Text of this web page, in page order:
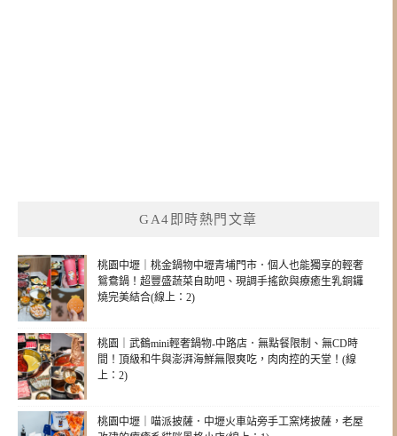
GA4即時熱門文章
桃園中壢｜桃金鍋物中壢青埔門市．個人也能獨享的輕奢
鴛鴦鍋！超豐盛蔬菜自助吧、現調手搖飲與療癒生乳銅鑼
燒完美結合(線上：2)
桃園｜武鶴mini輕奢鍋物-中路店．無點餐限制、無CD時
間！頂級和牛與澎湃海鮮無限爽吃，肉肉控的天堂！(線
上：2)
桃園中壢｜喵派披薩．中壢火車站旁手工窯烤披薩，老屋